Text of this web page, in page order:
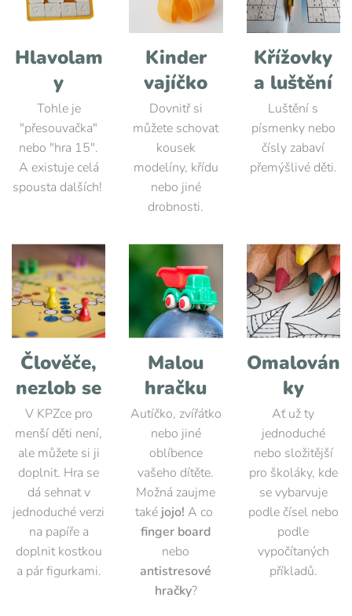
Hlavolam
y
Tohle je
"přesouvačka"
nebo "hra 15".
A existuje celá
spousta dalších!
Kinder
vajíčko
Dovnitř si
můžete schovat
kousek
modelíny, křídu
nebo jiné
drobnosti.
Křížovky
a luštění
Luštění s
písmenky nebo
čísly zabaví
přemýšlivé děti.
Člověče,
nezlob se
V KPZce pro
menší děti není,
ale můžete si ji
doplnit. Hra se
dá sehnat v
jednoduché verzi
na papíře a
doplnit kostkou
a pár figurkami.
Malou
hračku
Autíčko, zvířátko
nebo jiné
oblíbence
vašeho dítěte.
Možná zaujme
také jojo!A co
finger board
nebo
antistresové
hračky?
Omalován
ky
Ať už ty
jednoduché
nebo složitější
pro školáky, kde
se vybarvuje
podle čísel nebo
podle
vypočítaných
příkladů.